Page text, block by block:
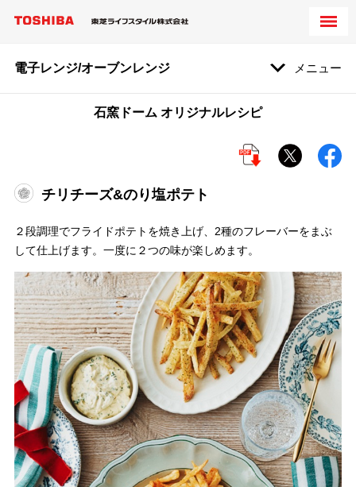
電子レンジ/オーブンレンジ メニュー
石窯ドーム オリジナルレシピ
チリチーズ&のり塩ポテト
２段調理でフライドポテトを焼き上げ、2種のフレーバーをまぶ
して仕上げます。一度に２つの味が楽しめます。